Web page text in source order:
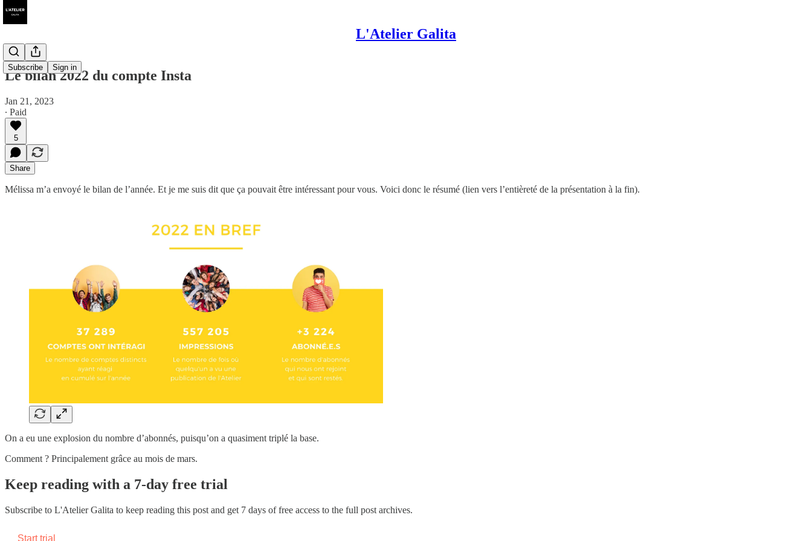
L'Atelier Galita
Subscribe Sign in
Le bilan 2022 du compte Insta
Jan 21, 2023
∙ Paid
5
Share
Mélissa m’a envoyé le bilan de l’année. Et je me suis dit que ça pouvait être intéressant pour vous. Voici donc le résumé (lien vers l’entièreté de la présentation à la fin).
On a eu une explosion du nombre d’abonnés, puisqu’on a quasiment triplé la base.
Comment ? Principalement grâce au mois de mars.
Keep reading with a 7-day free trial
Subscribe to L'Atelier Galita to keep reading this post and get 7 days of free access to the full post archives.
Start trial